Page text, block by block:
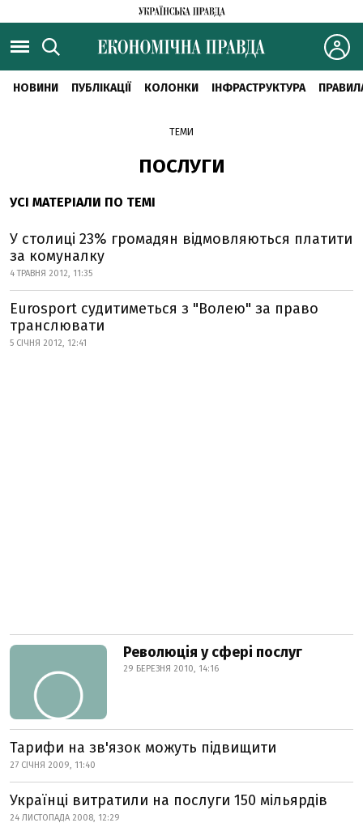
НОВИНИ ПУБЛІКАЦІЇ КОЛОНКИ ІНФРАСТРУКТУРА
ТЕМИ
ПОСЛУГИ
УСІ МАТЕРІАЛИ ПО ТЕМІ
У столиці 23% громадян відмовляються платити
за комуналку
4 ТРАВНЯ 2012, 11:35
Eurosport судитиметься з "Волею" за право
транслювати
5 СІЧНЯ 2012, 12:41
Революція у сфері послуг
29 БЕРЕЗНЯ 2010, 14:16
Тарифи на зв'язок можуть підвищити
27 СІЧНЯ 2009, 11:40
Українці витратили на послуги 150 мільярдів
24 ЛИСТОПАДА 2008, 12:29